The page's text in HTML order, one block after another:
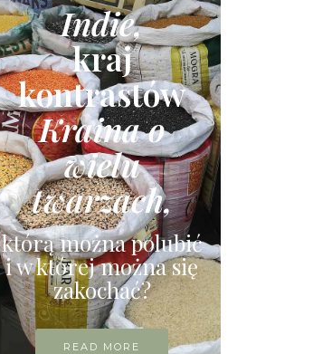
Indie,
kraj
kontrastów
Kraina o
wielu
twarzach,
którą można polubić
i w której można się
zakochać?
READ MORE